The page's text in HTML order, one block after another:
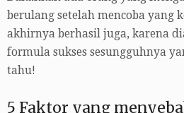
berulang setelah mencoba yang
akhirnya berhasil juga, karena
formula sukses sesungguhnya
tahu!
5 Faktor yang